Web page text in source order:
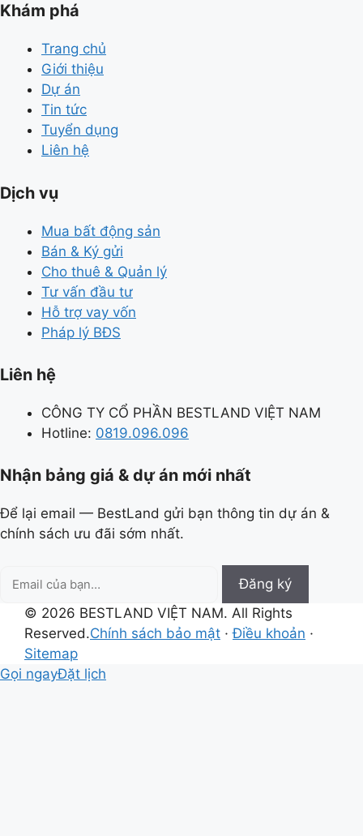
Khám phá
Trang chủ
Giới thiệu
Dự án
Tin tức
Tuyển dụng
Liên hệ
Dịch vụ
Mua bất động sản
Bán & Ký gửi
Cho thuê & Quản lý
Tư vấn đầu tư
Hỗ trợ vay vốn
Pháp lý BĐS
Liên hệ
CÔNG TY CỔ PHẦN BESTLAND VIỆT NAM
Hotline: 0819.096.096
Nhận bảng giá & dự án mới nhất
Để lại email — BestLand gửi bạn thông tin dự án &
chính sách ưu đãi sớm nhất.
của
Đăng ký
© 2026 BESTLAND VIỆT NAM. All Rights
Reserved.Chính sách bảo mật · Điều khoản ·
Sitemap
Gọi ngayĐặt lịch